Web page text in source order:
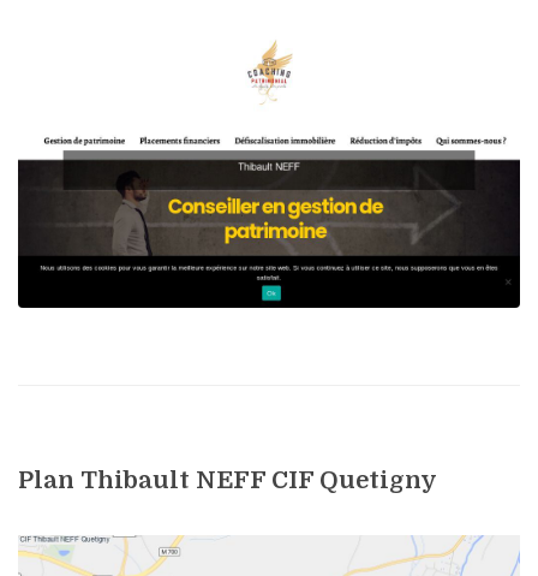
Plan Thibault NEFF CIF Quetigny